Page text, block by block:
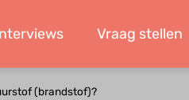
Vraag stellen
(brandstof)?